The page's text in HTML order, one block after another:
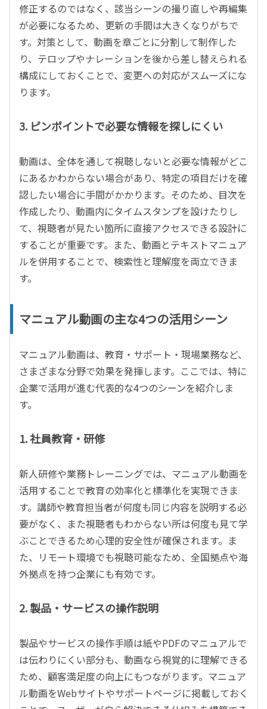
修正するのではなく、該当シーンの撮り直しや再編集
が必要になるため、更新の手間は大きくなりがちで
す。対策として、動画を章ごとに分割して制作した
り、テロップやナレーションを後から差し替えられる
構成にしておくことで、変更への対応がスムーズにな
ります。
3. ピンポイントで必要な情報を探しにくい
動画は、全体を通して視聴しないと必要な情報がどこ
にあるかわからない場合があり、特定の項目だけを確
認したい場合に手間がかかります。そのため、目次を
作成したり、動画内にタイムスタンプを設けたりし
て、視聴者が見たい箇所に直接アクセスできる設計に
することが重要です。また、動画とテキストマニュア
ルを併用することで、検索性と理解度を両立できま
す。
マニュアル動画の主な4つの活用シーン
マニュアル動画は、教育・サポート・現場業務など、
さまざまな分野で効果を発揮します。ここでは、特に
企業で活用が進む代表的な4つのシーンを紹介しま
す。
1. 社員教育・研修
新人研修や業務トレーニングでは、マニュアル動画を
活用することで教育の効率化と標準化を実現できま
す。講師や教育担当者が何度も同じ内容を説明する必
要がなく、また視聴者もわからない所は何度も見て学
ぶことできるため心理的安全性が確保されます。ま
た、リモート環境でも視聴可能なため、全国拠点や海
外拠点を持つ企業にも有効です。
2. 製品・サービスの操作説明
製品やサービスの操作手順は紙やPDFのマニュアルで
は伝わりにくい部分も、動画なら視覚的に理解できる
ため、顧客満足度の向上にもつながります。マニュア
ル動画をWebサイトやサポートページに掲載しておく